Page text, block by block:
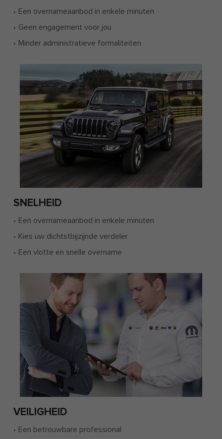
Een overnameaanbod in enkele minuten
Geen engagement voor jou
Minder administratieve formaliteiten
SNELHEID
Een overnameaanbod in enkele minuten
Kies uw dichtstbijzijnde verdeler
Een vlotte en snelle overname
VEILIGHEID
Een betrouwbare professional